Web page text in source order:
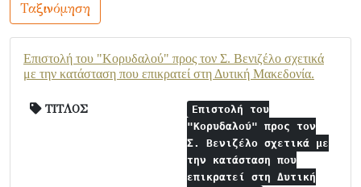
Ταξινόμηση
Επιστολή του "Κορυδαλού" προς τον Σ. Βενιζέλο σχετικά
με την κατάσταση που επικρατεί στη Δυτική Μακεδονία.
ΤΙΤΛΟΣ
Επιστολή του
"Κορυδαλού" προς τον
Σ. Βενιζέλο σχετικά με
την κατάσταση που
επικρατεί στη Δυτική